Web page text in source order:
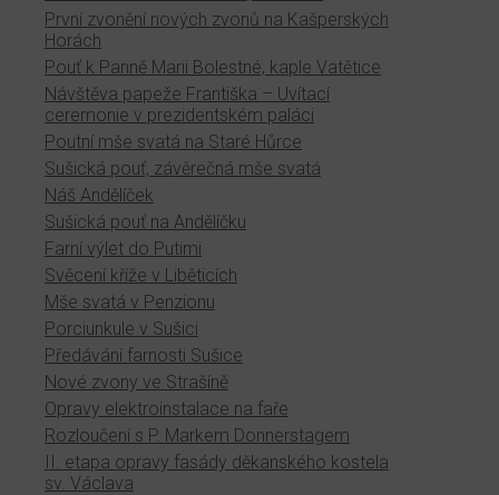
První zvonění nových zvonů na Kašperských
Horách
Pouť k Panně Marii Bolestné, kaple Vatětice
Návštěva papeže Františka – Uvítací
ceremonie v prezidentském paláci
Poutní mše svatá na Staré Hůrce
Sušická pouť, závěrečná mše svatá
Náš Andělíček
Sušická pouť na Andělíčku
Farní výlet do Putimi
Svěcení kříže v Liběticích
Mše svatá v Penzionu
Porciunkule v Sušici
Předávání farnosti Sušice
Nové zvony ve Strašíně
Opravy elektroinstalace na faře
Rozloučení s P. Markem Donnerstagem
II. etapa opravy fasády děkanského kostela
sv. Václava